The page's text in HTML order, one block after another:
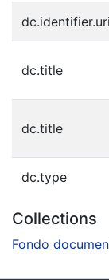
dc.identifier.uri
dc.title
dc.title
dc.type
Collections
Fondo